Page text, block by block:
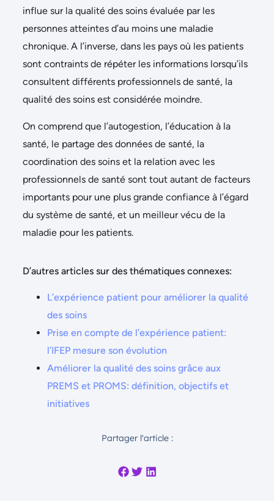
influe sur la qualité des soins évaluée par les
personnes atteintes d’au moins une maladie
chronique. A l’inverse, dans les pays où les patients
sont contraints de répéter les informations lorsqu’ils
consultent différents professionnels de santé, la
qualité des soins est considérée moindre.
On comprend que l’autogestion, l’éducation à la
santé, le partage des données de santé, la
coordination des soins et la relation avec les
professionnels de santé sont tout autant de facteurs
importants pour une plus grande confiance à l’égard
du système de santé, et un meilleur vécu de la
maladie pour les patients.
D’autres articles sur des thématiques connexes:
L’expérience patient pour améliorer la qualité
des soins
Prise en compte de l’expérience patient:
l’IFEP mesure son évolution
Améliorer la qualité des soins grâce aux
PREMS et PROMS: définition, objectifs et
initiatives
Partager l'article :